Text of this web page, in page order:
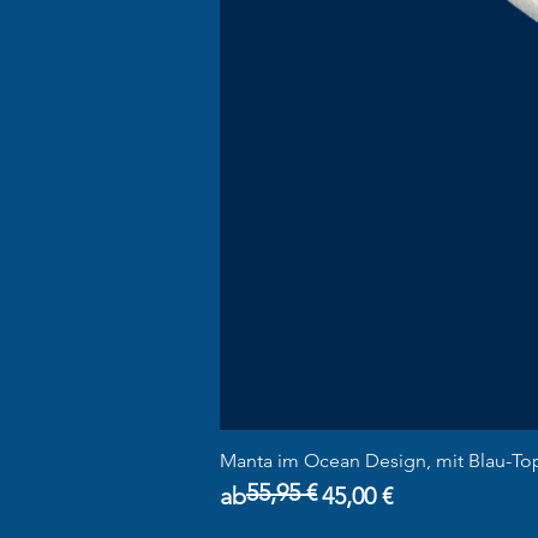
Manta im Ocean Design, mit Blau-
ab
Standardpreis
55,95 €45,00 €
Sale-Preis